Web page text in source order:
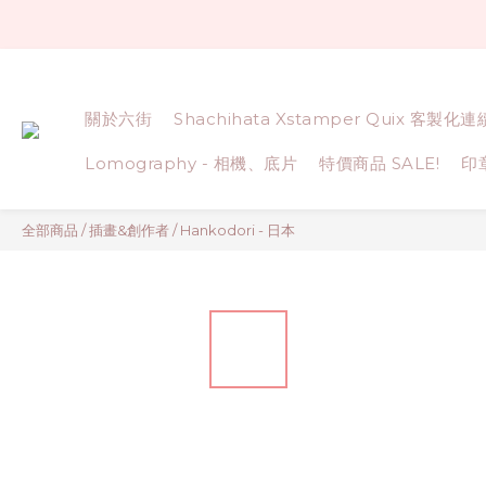
關於六街 Shachihata Xstamper Quix 客製化連
Lomography - 相機、底片 特價商品 SALE! 印
全部商品 /插畫&創作者/Hankodori - 日本